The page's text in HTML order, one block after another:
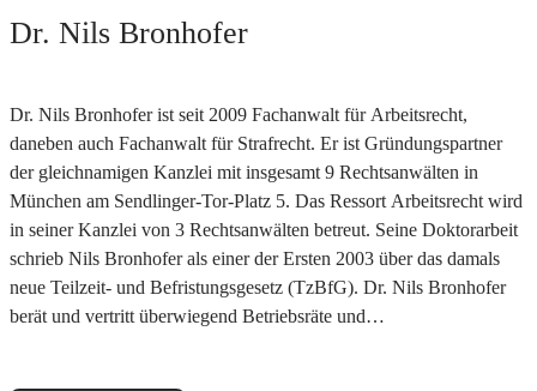
Dr. Nils Bronhofer
Dr. Nils Bronhofer ist seit 2009 Fachanwalt für Arbeitsrecht,
daneben auch Fachanwalt für Strafrecht. Er ist Gründungspartner
der gleichnamigen Kanzlei mit insgesamt 9 Rechtsanwälten in
München am Sendlinger-Tor-Platz 5. Das Ressort Arbeitsrecht wird
in seiner Kanzlei von 3 Rechtsanwälten betreut. Seine Doktorarbeit
schrieb Nils Bronhofer als einer der Ersten 2003 über das damals
neue Teilzeit- und Befristungsgesetz (TzBfG). Dr. Nils Bronhofer
berät und vertritt überwiegend Betriebsräte und